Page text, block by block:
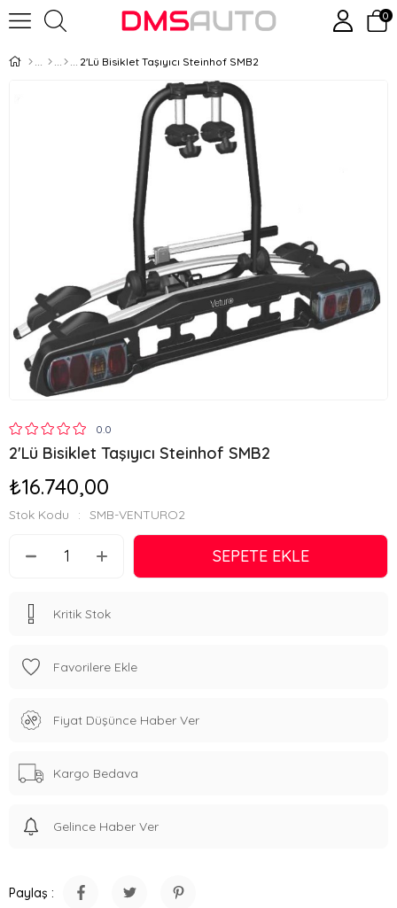
0
2'Lü Bisiklet Taşıyıcı Steinhof SMB2
0.0
2'Lü Bisiklet Taşıyıcı Steinhof SMB2
₺16.740,00
Stok Kodu SMB-VENTURO2
Kritik Stok
Favorilere Ekle
Fiyat Düşünce Haber Ver
Kargo Bedava
Gelince Haber Ver
Paylaş :